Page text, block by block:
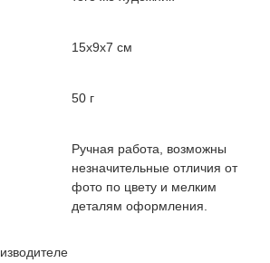
15x9x7 см
50 г
Ручная работа, возможны
незначительные отличия от
фото по цвету и мелким
деталям оформления.